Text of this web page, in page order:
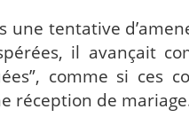
une tentative
il avançait
comme si ces
réception de